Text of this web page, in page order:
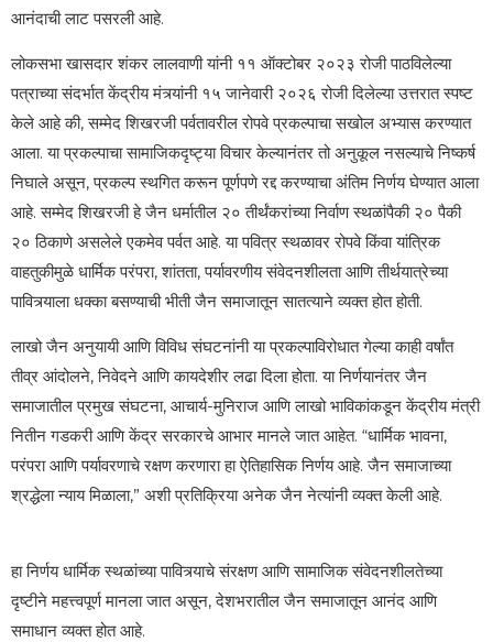
आनंदाची लाट पसरली आहे.
लोकसभा खासदार शंकर लालवाणी यांनी ११ ऑक्टोबर २०२३ रोजी पाठविलेल्या
पत्राच्या संदर्भात केंद्रीय मंत्र्यांनी १५ जानेवारी २०२६ रोजी दिलेल्या उत्तरात स्पष्ट
केले आहे की, सम्मेद शिखरजी पर्वतावरील रोपवे प्रकल्पाचा सखोल अभ्यास करण्यात
आला. या प्रकल्पाचा सामाजिकदृष्ट्या विचार केल्यानंतर तो अनुकूल नसल्याचे निष्कर्ष
निघाले असून, प्रकल्प स्थगित करून पूर्णपणे रद्द करण्याचा अंतिम निर्णय घेण्यात आला
आहे. सम्मेद शिखरजी हे जैन धर्मातील २० तीर्थंकरांच्या निर्वाण स्थळांपैकी २० पैकी
२० ठिकाणे असलेले एकमेव पर्वत आहे. या पवित्र स्थळावर रोपवे किंवा यांत्रिक
वाहतुकीमुळे धार्मिक परंपरा, शांतता, पर्यावरणीय संवेदनशीलता आणि तीर्थयात्रेच्या
पावित्र्याला धक्का बसण्याची भीती जैन समाजातून सातत्याने व्यक्त होत होती.
लाखो जैन अनुयायी आणि विविध संघटनांनी या प्रकल्पाविरोधात गेल्या काही वर्षांत
तीव्र आंदोलने, निवेदने आणि कायदेशीर लढा दिला होता. या निर्णयानंतर जैन
समाजातील प्रमुख संघटना, आचार्य-मुनिराज आणि लाखो भाविकांकडून केंद्रीय मंत्री
नितीन गडकरी आणि केंद्र सरकारचे आभार मानले जात आहेत. “धार्मिक भावना,
परंपरा आणि पर्यावरणाचे रक्षण करणारा हा ऐतिहासिक निर्णय आहे. जैन समाजाच्या
श्रद्धेला न्याय मिळाला,” अशी प्रतिक्रिया अनेक जैन नेत्यांनी व्यक्त केली आहे.
हा निर्णय धार्मिक स्थळांच्या पावित्र्याचे संरक्षण आणि सामाजिक संवेदनशीलतेच्या
दृष्टीने महत्त्वपूर्ण मानला जात असून, देशभरातील जैन समाजातून आनंद आणि
समाधान व्यक्त होत आहे.